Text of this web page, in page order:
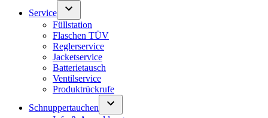
Service
Füllstation
Flaschen TÜV
Reglerservice
Jacketservice
Batterietausch
Ventilservice
Produktrückrufe
Schnuppertauchen